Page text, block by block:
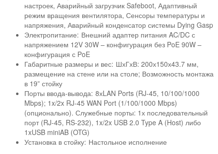
настроек, Аварийный загрузчик Safeboot, Адаптивный
режим вращения вентилятора, Сенсоры температуры и
напряжения, Аварийный конденсатор системы Dying Gasp
Электропитание: Внешний адаптер питания AC/DC с
напряжением 12V 30W – конфигурация без PoE 90W –
конфигурация с PoE
Габаритные размеры и вес: ШхГхВ: 200х150х43.7 мм,
размещение на стене или на столе; Возможность монтажа
в 19” стойку
Порты ввода-вывода: 8хLAN Ports (RJ-45, 10/100/1000
Mbps); 1x/2x RJ-45 WAN Port (1/100/1000 Mbps)
(опционально). Служебные порты: 1х последовательный
порт (RJ-45, RS-232), 1x/2x USB 2.0 Type A (Host) либо
1xUSB miniAB (OTG)
Установка в стойку: Настольное исполнение